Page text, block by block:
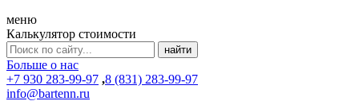
меню
Калькулятор стоимости
Больше о нас
+7 930 283-99-97 ,8 (831) 283-99-97
info@bartenn.ru